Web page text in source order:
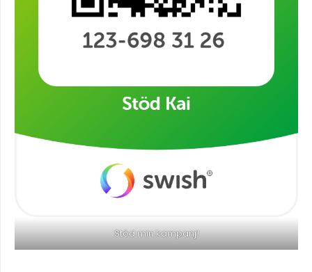
Stöd min kampanj!